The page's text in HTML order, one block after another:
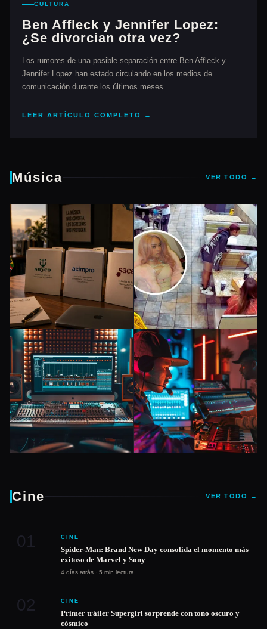
CULTURA
Ben Affleck y Jennifer Lopez:
¿Se divorcian otra vez?
Los rumores de una posible separación entre Ben Affleck y
Jennifer Lopez han estado circulando en los medios de
comunicación durante los últimos meses.
LEER ARTÍCULO COMPLETO →
Música VER TODO →
MUSICA
BMI vs ASCAP
artistas latinos:
guía completa
para elegir PRO
MUSICA
Ice Spice atacada
en McDonald’s:
video viral causa
polémica
TuneCore: ¿Cuál
DistroKid: ¿Cuál
Cine VER TODO →
01 CINE
Spider-Man: Brand New Day consolida el momento más
exitoso de Marvel y Sony
4 días atrás · 5 min lectura
02 CINE
Primer tráiler Supergirl sorprende con tono oscuro y
cósmico